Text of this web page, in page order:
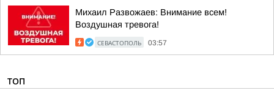
Михаил Развожаев: Внимание всем!
Воздушная тревога!
СЕВАСТОПОЛЬ 03:57
ТОП